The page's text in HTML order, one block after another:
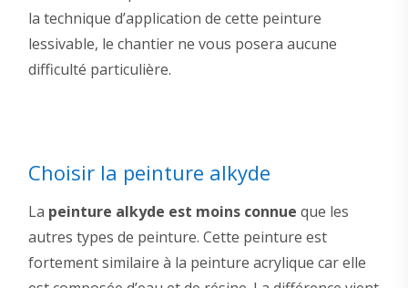
la technique d’application de cette peinture
lessivable, le chantier ne vous posera aucune
difficulté particulière.
Choisir la peinture alkyde
La peinture alkyde est moins connue que les
autres types de peinture. Cette peinture est
fortement similaire à la peinture acrylique car elle